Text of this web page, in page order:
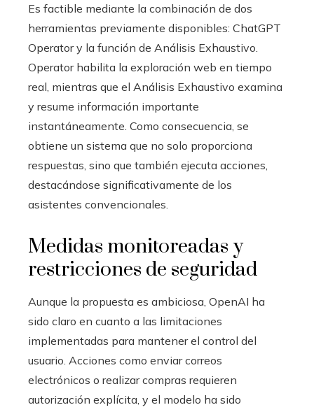
Es factible mediante la combinación de dos
herramientas previamente disponibles: ChatGPT
Operator y la función de Análisis Exhaustivo.
Operator habilita la exploración web en tiempo
real, mientras que el Análisis Exhaustivo examina
y resume información importante
instantáneamente. Como consecuencia, se
obtiene un sistema que no solo proporciona
respuestas, sino que también ejecuta acciones,
destacándose significativamente de los
asistentes convencionales.
Medidas monitoreadas y
restricciones de seguridad
Aunque la propuesta es ambiciosa, OpenAI ha
sido claro en cuanto a las limitaciones
implementadas para mantener el control del
usuario. Acciones como enviar correos
electrónicos o realizar compras requieren
autorización explícita, y el modelo ha sido